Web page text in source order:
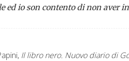
ed io son contento di non aver
Il libro nero. Nuovo diario di